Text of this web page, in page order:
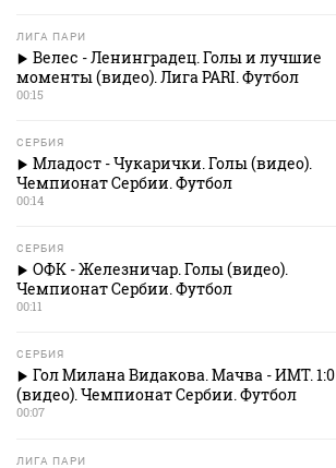
ЛИГА ПАРИ
Велес - Ленинградец. Голы и лучшие
моменты (видео). Лига PARI. Футбол
00:15
СЕРБИЯ
Младост - Чукарички. Голы (видео).
Чемпионат Сербии. Футбол
00:14
СЕРБИЯ
ОФК - Железничар. Голы (видео).
Чемпионат Сербии. Футбол
00:11
СЕРБИЯ
Гол Милана Видакова. Мачва - ИМТ. 1:0
(видео). Чемпионат Сербии. Футбол
00:07
ЛИГА ПАРИ